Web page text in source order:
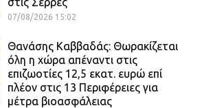
07/08/2026 15:02
Θανάσης Καββαδάς: Θωρακίζεται
όλη η χώρα απέναντι στις
επιζωοτίες 12,5 εκατ. ευρώ επί
πλέον στις 13 Περιφέρειες για
μέτρα βιοασφάλειας